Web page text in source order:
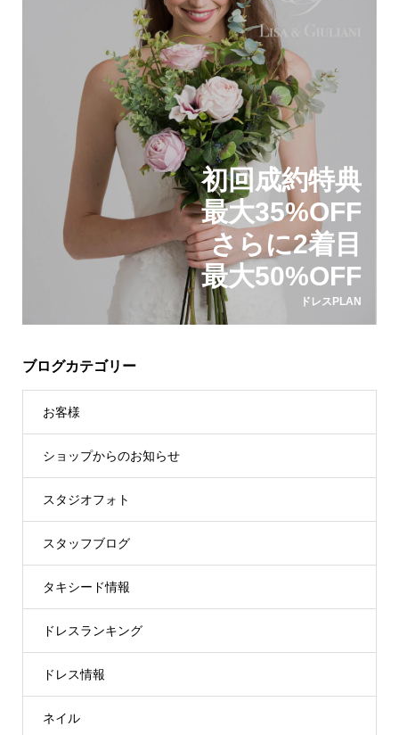
初回成約特典
最大35%OFF
さらに2着目
最大50%OFF
ドレスPLAN
ブログカテゴリー
お客様
ショップからのお知らせ
スタジオフォト
スタッフブログ
タキシード情報
ドレスランキング
ドレス情報
ネイル